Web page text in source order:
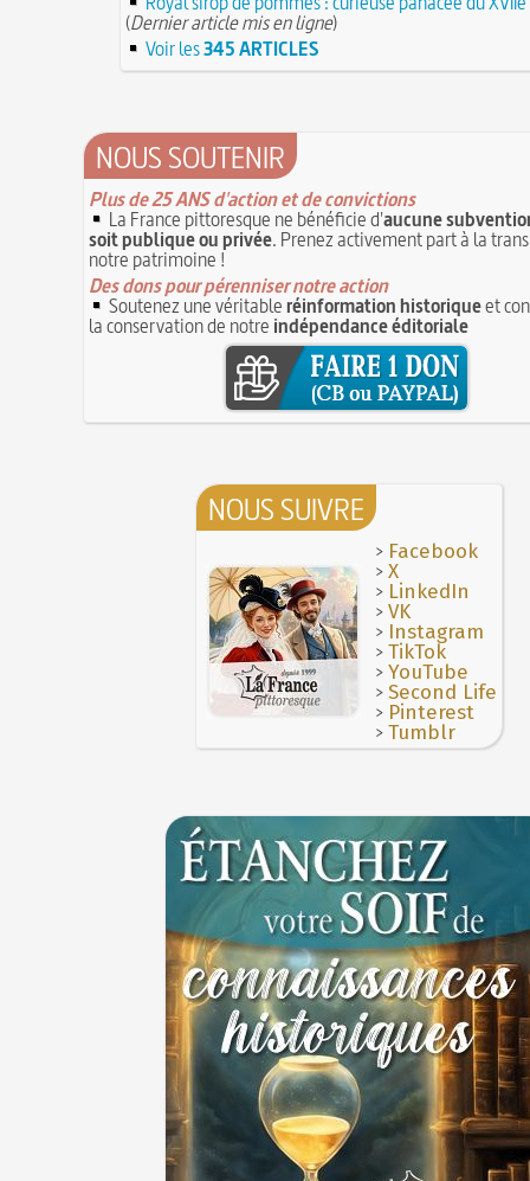
(Dernier article mis en ligne)
Voir les345 ARTICLES
NOUS SOUTENIR
Plus de 25 ANS d'action et de convictions
La France pittoresque ne bénéficie d'aucune
soit publique ou privée. Prenez activement part à la
notre patrimoine !
Des dons pour pérenniser notre action
Soutenez une véritableréinformation historiqueet
la conservation de notre indépendance éditoriale
NOUS SUIVRE
> Facebook
>X
> LinkedIn
>VK
> Instagram
>TikTok
>YouTube
>Second Life
> Pinterest
>Tumblr